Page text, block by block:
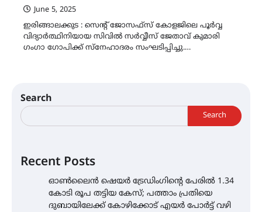
June 5, 2025
ഇരിങ്ങാലക്കുട : സെൻ്റ് ജോസഫ്സ് കോളജിലെ പൂർവ്വ
വിദ്യാർത്ഥിനിയായ സിവിൽ സർവ്വീസ് ജേതാവ് കുമാരി
ഗംഗാ ഗോപിക്ക് സ്നേഹാദരം സംഘടിപ്പിച്ചു.…
Search
Search
Recent Posts
ഓൺലൈൻ ഷെയർ ട്രേഡിംഗിന്റെ പേരിൽ 1.34
കോടി രൂപ തട്ടിയ കേസ്; പത്താം പ്രതിയെ
ദുബായിലേക്ക് കോഴിക്കോട് എയർ പോർട്ട് വഴി